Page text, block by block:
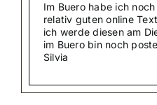
Im Buero habe ich
relativ guten online
ich werde diesen am
im Buero bin noch
Silvia